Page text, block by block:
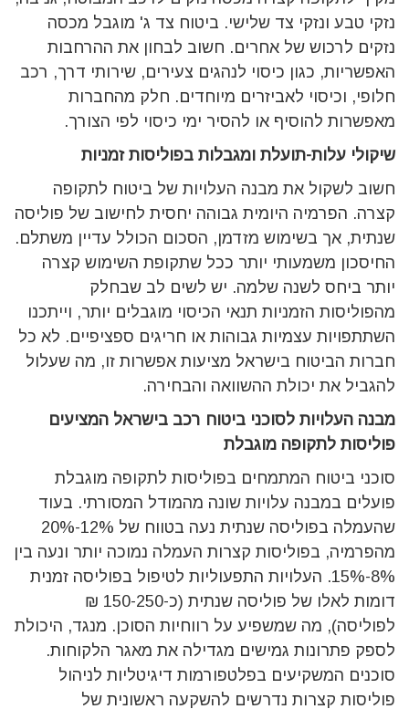
נזקי טבע ונזקי צד שלישי. ביטוח צד ג' מוגבל מכסה
נזקים לרכוש של אחרים. חשוב לבחון את ההרחבות
האפשריות, כגון כיסוי לנהגים צעירים, שירותי דרך, רכב
חלופי, וכיסוי לאביזרים מיוחדים. חלק מהחברות
מאפשרות להוסיף או להסיר ימי כיסוי לפי הצורך.
שיקולי עלות-תועלת ומגבלות בפוליסות זמניות
חשוב לשקול את מבנה העלויות של ביטוח לתקופה
קצרה. הפרמיה היומית גבוהה יחסית לחישוב של פוליסה
שנתית, אך בשימוש מזדמן, הסכום הכולל עדיין משתלם.
החיסכון משמעותי יותר ככל שתקופת השימוש קצרה
יותר ביחס לשנה שלמה. יש לשים לב שבחלק
מהפוליסות הזמניות תנאי הכיסוי מוגבלים יותר, וייתכנו
השתתפויות עצמיות גבוהות או חריגים ספציפיים. לא כל
חברות הביטוח בישראל מציעות אפשרות זו, מה שעלול
להגביל את יכולת ההשוואה והבחירה.
מבנה העלויות לסוכני ביטוח רכב בישראל המציעים
פוליסות לתקופה מוגבלת
סוכני ביטוח המתמחים בפוליסות לתקופה מוגבלת
פועלים במבנה עלויות שונה מהמודל המסורתי. בעוד
שהעמלה בפוליסה שנתית נעה בטווח של 12%-20%
מהפרמיה, בפוליסות קצרות העמלה נמוכה יותר ונעה בין
8%-15%. העלויות התפעוליות לטיפול בפוליסה זמנית
דומות לאלו של פוליסה שנתית (כ-150-250 ₪
לפוליסה), מה שמשפיע על רווחיות הסוכן. מנגד, היכולת
לספק פתרונות גמישים מגדילה את מאגר הלקוחות.
סוכנים המשקיעים בפלטפורמות דיגיטליות לניהול
פוליסות קצרות נדרשים להשקעה ראשונית של